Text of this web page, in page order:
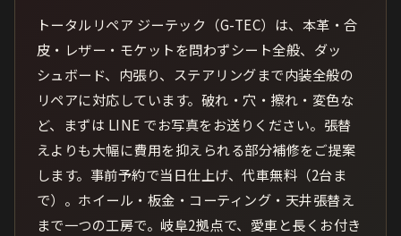
トータルリペア ジーテック（G-TEC）は、本革・合
皮・レザー・モケットを問わずシート全般、ダッ
シュボード、内張り、ステアリングまで内装全般の
リペアに対応しています。破れ・穴・擦れ・変色な
ど、まずは LINE でお写真をお送りください。張替
えよりも大幅に費用を抑えられる部分補修をご提案
します。事前予約で当日仕上げ、代車無料（2台ま
で）。ホイール・板金・コーティング・天井張替え
まで一つの工房で。岐阜2拠点で、愛車と長くお付き